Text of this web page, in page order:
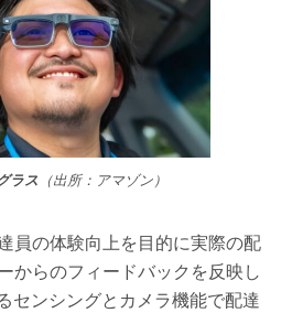
ラス （出所：アマゾン）
員の体験向上を目的に実際の配
からのフィードバックを反映し
センシングとカメラ機能で配達